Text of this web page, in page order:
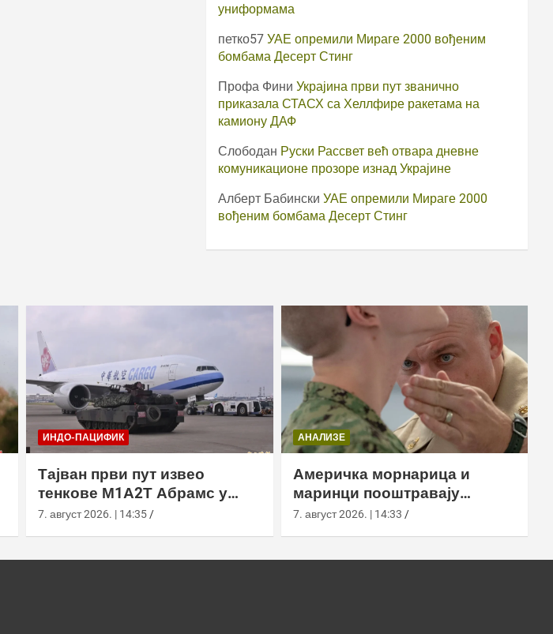
униформама
петко57 УАЕ опремили Мираге 2000 вођеним
бомбама Десерт Стинг
Профа Фини Украјина први пут званично
приказала СТАСХ са Хеллфире ракетама на
камиону ДАФ
Слободан Руски Рассвет већ отвара дневне
комуникационе прозоре изнад Украјине
Алберт Бабински УАЕ опремили Мираге 2000
вођеним бомбама Десерт Стинг
ИНДО-ПАЦИФИК
Тајван први пут извео
тенкове М1А2Т Абрамс у
одбрану аеродрома Таојуан
7. август 2026. | 14:35
АНАЛИЗЕ
Америчка морнарица и
маринци пооштравају
правила: после шест месеци
7. август 2026. | 14:33